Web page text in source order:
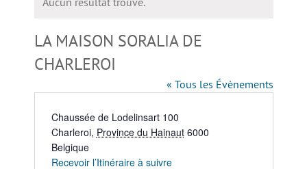
Notice
LA MAISON SORALIA DE
CHARLEROI
« Tous les Évènements
Adresse
Chaussée de Lodelinsart 100
Charleroi, Province du Hainaut 6000
Belgique
Recevoir l’Itinéraire à suivre